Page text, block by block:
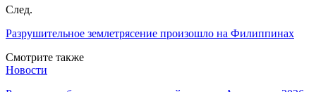
След.
Разрушительное землетрясение произошло на Филиппинах
Смотрите также
Новости